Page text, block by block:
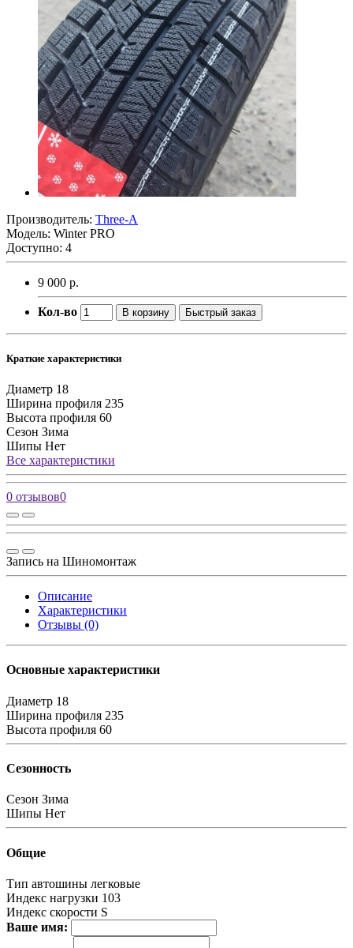
Производитель: Three-A
Модель: Winter PRO
Доступно: 4
9 000 р.
Кол-во В корзину Быстрый заказ
Краткие характеристики
Диаметр 18
Ширина профиля 235
Высота профиля 60
Сезон Зима
Шипы Нет
Все характеристики
0 отзывов0
Запись на Шиномонтаж
Описание
Характеристики
Отзывы (0)
Основные характеристики
Диаметр 18
Ширина профиля 235
Высота профиля 60
Сезонность
Сезон Зима
Шипы Нет
Общие
Тип автошины легковые
Индекс нагрузки 103
Индекс скорости S
Ваше имя: